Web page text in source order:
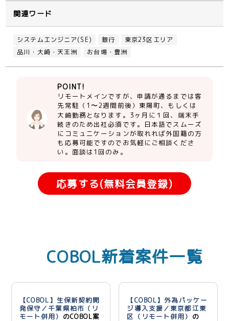
関連ワード
システムエンジニア(SE) 銀行
東京23区エリア
品川・大崎・天王洲
お台場・豊洲
POINT!
リモートメインですが、申請が通るまでは客
先常駐（1〜2週間前後）東陽町、もしくは
大崎勤務となります。3ヶ月に１回、端末手
続きのため出社必須です。日本語でスムーズ
にコミュニケーションが取れれば外国籍の方
も応募可能ですのでお気軽にご相談くださ
い。面談は1回のみ。
応募する(無料会員登録)
COBOL新着案件一覧
【COBOL】生保新契約開
発保守／千葉県柏市（リ
モート併用） のCOBOL案
【COBOL】外為パッケー
ジ導入支援／東京都江東
区（リモート併用） の